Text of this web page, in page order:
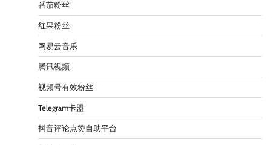
番茄粉丝
红果粉丝
网易云音乐
腾讯视频
视频号有效粉丝
Telegram卡盟
抖音评论点赞自助平台